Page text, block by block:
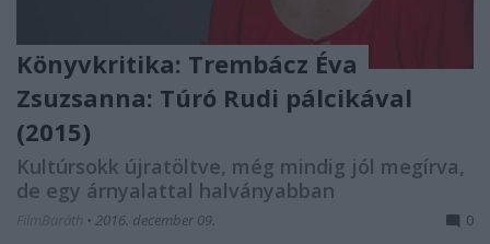
Könyvkritika: Trembácz Éva
Zsuzsanna: Túró Rudi pálcikával
(2015)
Kultúrsokk újratöltve, még mindig jól megírva,
de egy árnyalattal halványabban
• 2016. december 09. 0